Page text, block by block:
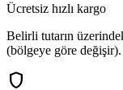
Ücretsiz hızlı kargo
Belirli tutarın
(bölgeye göre değişir).
shield